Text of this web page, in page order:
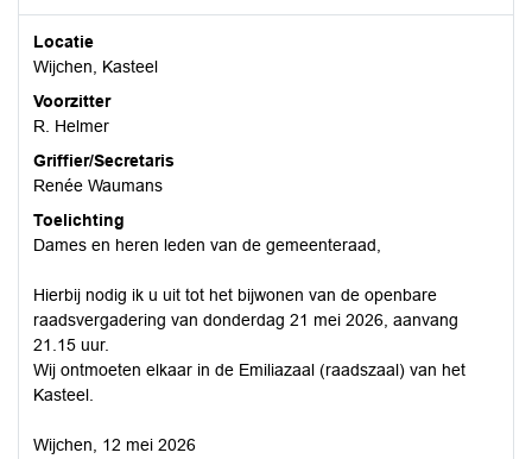
Locatie
Wijchen, Kasteel
Voorzitter
R. Helmer
Griffier/Secretaris
Renée Waumans
Toelichting
Dames en heren leden van de gemeenteraad,
Hierbij nodig ik u uit tot het bijwonen van de openbare
raadsvergadering van donderdag 21 mei 2026, aanvang
21.15 uur.
Wij ontmoeten elkaar in de Emiliazaal (raadszaal) van het
Kasteel.
Wijchen, 12 mei 2026